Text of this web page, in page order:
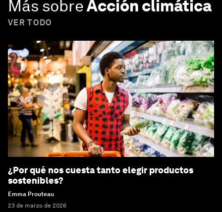
Más sobreAcción climática
VER TODO
¿Por qué nos cuesta tanto elegir productos
sostenibles?
Emma Prouteau
23 de marzo de 2026